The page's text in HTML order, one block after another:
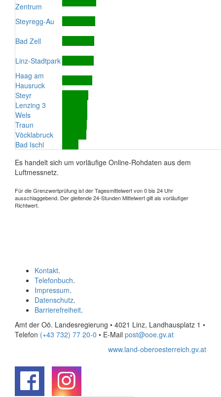
Zentrum
Steyregg-Au
Bad Zell
Linz-Stadtpark
Haag am
Hausruck
Steyr
Lenzing 3
Wels
Traun
Vöcklabruck
Bad Ischl
Es handelt sich um vorläufige Online-Rohdaten aus dem
Luftmessnetz.
Für die Grenzwertprüfung ist der Tagesmittelwert von 0 bis 24 Uhr
ausschlaggebend. Der gleitende 24-Stunden Mittelwert gilt als vorläufiger
Richtwert.
Kontakt.
Telefonbuch.
Impressum.
Datenschutz.
Barrierefreiheit.
Amt der Oö. Landesregierung • 4021 Linz, Landhausplatz 1 •
Telefon (+43 732) 77 20-0 • E-Mail post@ooe.gv.at
www.land-oberoesterreich.gv.at